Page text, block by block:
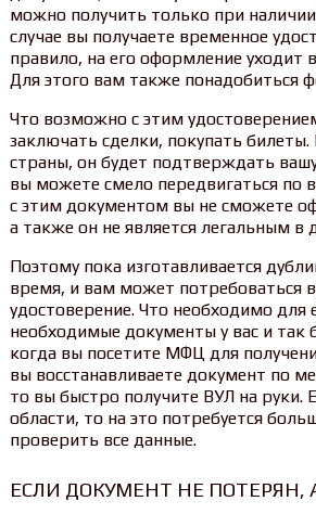
можно получить только при
случае вы получаете временное
правило, на его оформление уходит
Для этого вам также понадобиться
Что возможно с этим
заключать сделки, покупать
страны, он будет подтверждать
вы можете смело передвигаться по
с этим документом вы не сможете
а также он не является легальным в
Поэтому пока изготавливается
время, и вам может потребоваться
удостоверение. Что необходимо для
необходимые документы у вас и так
когда вы посетите МФЦ для
вы восстанавливаете документ по
то вы быстро получите ВУЛ на руки.
области, то на это потребуется
проверить все данные.
ЕСЛИ ДОКУМЕНТ НЕ ПОТЕРЯН,